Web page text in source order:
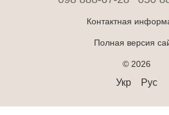
Контактная
Полная версия
© 2026
Укр Рус